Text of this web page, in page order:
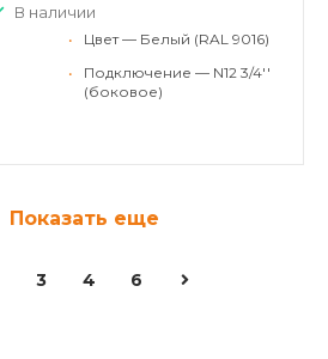
В наличии
•
Цвет — Белый (RAL 9016)
•
Подключение — N12 3/4''
(боковое)
Показать еще
3 4 6